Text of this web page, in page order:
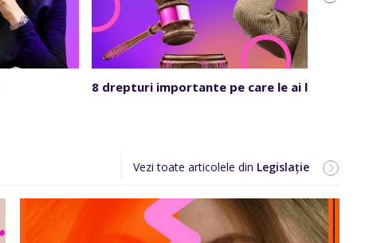
8 drepturi importante pe care le ai la job
Vezi toate articolele din Legislație